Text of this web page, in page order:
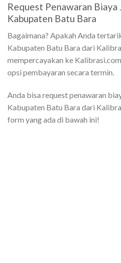
Request Penawaran Biaya
Kabupaten Batu Bara
Bagaimana? Apakah Anda
Kabupaten Batu Bara dari
mempercayakan ke
opsi pembayaran secara termin.
Anda bisa request penawaran
Kabupaten Batu Bara dari
form yang ada di bawah ini!